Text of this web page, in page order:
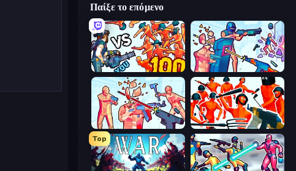
Παίξε το επόμενο
Horde Killer: You vs 100 Time Shooter 3: SWAT
Time Shooter 2 Funny Shooter - Destroy All
Top